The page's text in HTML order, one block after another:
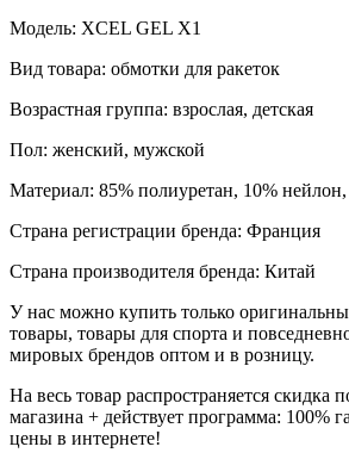
Модель: XCEL GEL X1
Вид товара: обмотки для ракеток
Возрастная группа: взрослая, детская
Пол: женский, мужской
Материал: 85% полиуретан, 10% нейлон,
Страна регистрации бренда: Франция
Страна производителя бренда: Китай
У нас можно купить только
товары, товары для спорта и
мировых брендов оптом и в розницу.
На весь товар распространяется скидка
магазина + действует программа: 100%
цены в интернете!